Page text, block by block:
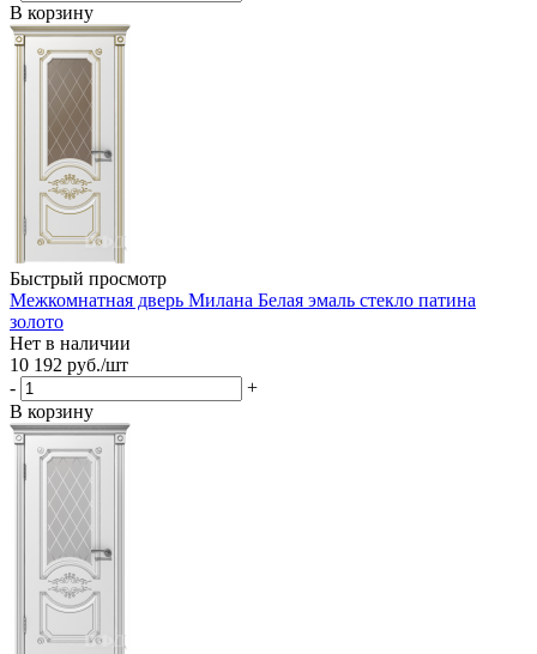
В корзину
Быстрый просмотр
Межкомнатная дверь Милана Белая эмаль стекло патина
золото
Нет в наличии
10 192 руб./шт
-
+
В корзину